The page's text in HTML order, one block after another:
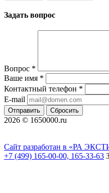
Задать вопрос
Вопрос *
Ваше имя *
Контактный телефон *
E-mail
Отправить Сбросить
2026 © 1650000.ru
Сайт разработан в «РА
+7 (499) 165-00-00, 165-33-63